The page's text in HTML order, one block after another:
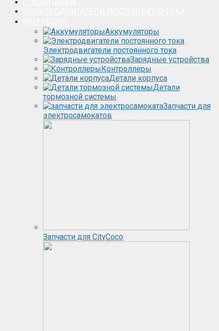
Аккумуляторы
Электродвигатели постоянного тока
Зарядные устройства
Контроллеры
Детали корпуса
Детали
тормозной системы
Запчасти для
электросамокатов
Запчасти для CityCoco